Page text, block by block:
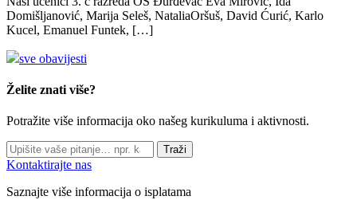
Domišljanović, Marija Seleš, NataliaOršuš, David Ćurić, Karlo
Kucel, Emanuel Funtek, […]
sve obavijesti
Želite znati više?
Potražite više informacija oko našeg kurikuluma i aktivnosti.
Traži
Kontaktirajte nas
Saznajte više informacija o isplatama